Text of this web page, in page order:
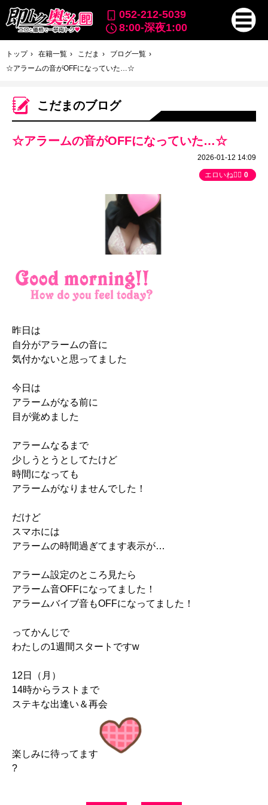
052-212-5039
8:00-深夜1:00
トップ 在籍一覧 こだま
ブログ一覧
☆アラームの音がOFFになっていた…☆
こだまのブログ
☆アラームの音がOFFになっていた…☆
2026-01-12 14:09
エロいね👍🏻 0
昨日は
自分がアラームの音に
気付かないと思ってました
今日は
アラームがなる前に
目が覚めました
アラームなるまで
少しうとうとしてたけど
時間になっても
アラームがなりませんでした！
だけど
スマホには
アラームの時間過ぎてます表示が…
アラーム設定のところ見たら
アラーム音OFFになってました！
アラームバイブ音もOFFになってました！
ってかんじで
わたしの1週間スタートですw
12日（月）
14時からラストまで
ステキな出逢い＆再会
楽しみに待ってます
?